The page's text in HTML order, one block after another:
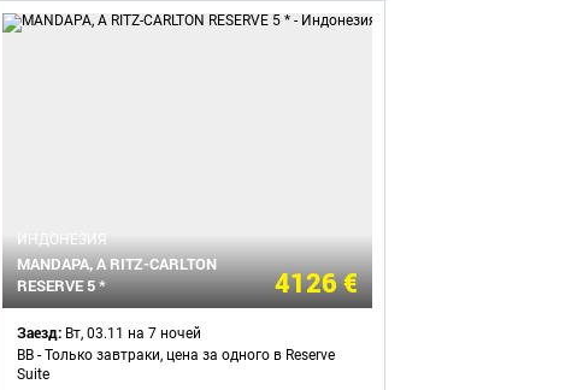
ИНДОНЕЗИЯ
MANDAPA, A RITZ-CARLTON
RESERVE 5 *
4126 €
Заезд: Вт, 03.11 на 7 ночей
BB - Только завтраки, цена за одного в Reserve
Suite